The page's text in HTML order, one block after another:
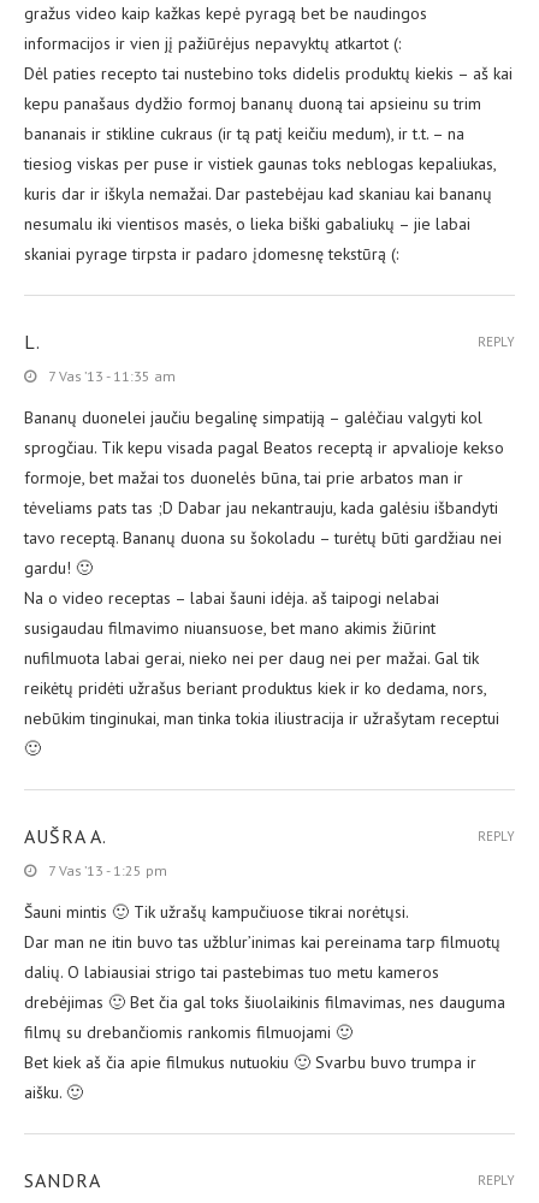
gražus video kaip kažkas kepė pyragą bet be naudingos
informacijos ir vien jį pažiūrėjus nepavyktų atkartot (:
Dėl paties recepto tai nustebino toks didelis produktų kiekis – aš kai
kepu panašaus dydžio formoj bananų duoną tai apsieinu su trim
bananais ir stikline cukraus (ir tą patį keičiu medum), ir t.t. – na
tiesiog viskas per puse ir vistiek gaunas toks neblogas kepaliukas,
kuris dar ir iškyla nemažai. Dar pastebėjau kad skaniau kai bananų
nesumalu iki vientisos masės, o lieka biški gabaliukų – jie labai
skaniai pyrage tirpsta ir padaro įdomesnę tekstūrą (:
L.
7 Vas ’13 - 11:35 am
Bananų duonelei jaučiu begalinę simpatiją – galėčiau valgyti kol
sprogčiau. Tik kepu visada pagal Beatos receptą ir apvalioje kekso
formoje, bet mažai tos duonelės būna, tai prie arbatos man ir
tėveliams pats tas ;D Dabar jau nekantrauju, kada galėsiu išbandyti
tavo receptą. Bananų duona su šokoladu – turėtų būti gardžiau nei
gardu! 🙂
Na o video receptas – labai šauni idėja. aš taipogi nelabai
susigaudau filmavimo niuansuose, bet mano akimis žiūrint
nufilmuota labai gerai, nieko nei per daug nei per mažai. Gal tik
reikėtų pridėti užrašus beriant produktus kiek ir ko dedama, nors,
nebūkim tinginukai, man tinka tokia iliustracija ir užrašytam receptui
🙂
REPLY
AUŠRA A.
7 Vas ’13 - 1:25 pm
Šauni mintis 🙂 Tik užrašų kampučiuose tikrai norėtųsi.
Dar man ne itin buvo tas užblur’inimas kai pereinama tarp filmuotų
dalių. O labiausiai strigo tai pastebimas tuo metu kameros
drebėjimas 🙂 Bet čia gal toks šiuolaikinis filmavimas, nes dauguma
filmų su drebančiomis rankomis filmuojami 🙂
Bet kiek aš čia apie filmukus nutuokiu 🙂 Svarbu buvo trumpa ir
aišku. 🙂
REPLY
SANDRA REPLY